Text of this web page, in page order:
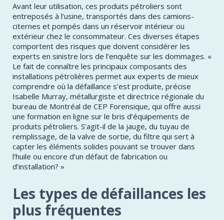
Avant leur utilisation, ces produits pétroliers sont
entreposés à l’usine, transportés dans des camions-
citernes et pompés dans un réservoir intérieur ou
extérieur chez le consommateur. Ces diverses étapes
comportent des risques que doivent considérer les
experts en sinistre lors de l’enquête sur les dommages. «
Le fait de connaître les principaux composants des
installations pétrolières permet aux experts de mieux
comprendre où la défaillance s’est produite, précise
Isabelle Murray, métallurgiste et directrice régionale du
bureau de Montréal de CEP Forensique, qui offre aussi
une formation en ligne sur le bris d’équipements de
produits pétroliers. S’agit-il de la jauge, du tuyau de
remplissage, de la valve de sortie, du filtre qui sert à
capter les éléments solides pouvant se trouver dans
l’huile ou encore d’un défaut de fabrication ou
d’installation? »
Les types de défaillances les
plus fréquentes